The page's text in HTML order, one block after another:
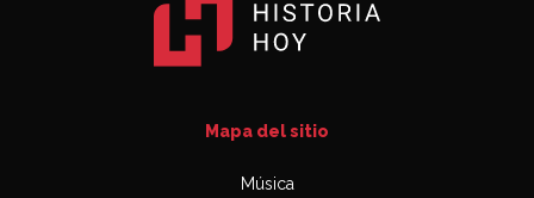
Mapa del sitio
Música